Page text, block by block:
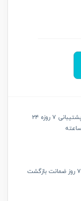
پشتیبانی
۷ روزه ۲۴
ساعته
۷ روز ضمانت بازگشت